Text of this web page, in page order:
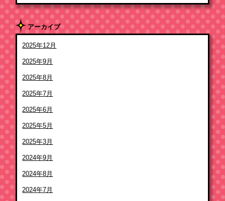
アーカイブ
2025年12月
2025年9月
2025年8月
2025年7月
2025年6月
2025年5月
2025年3月
2024年9月
2024年8月
2024年7月